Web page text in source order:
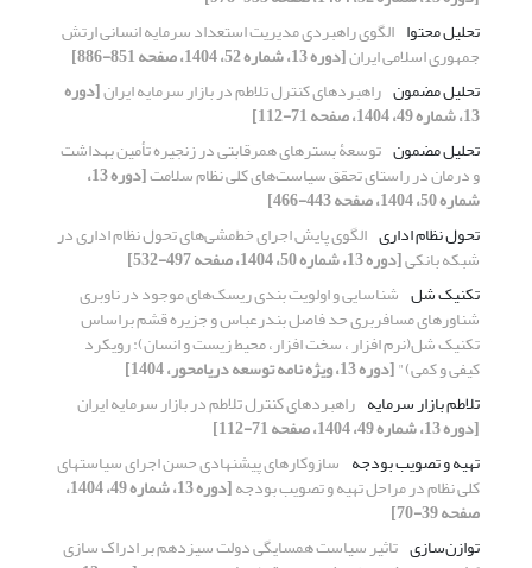
تحلیل محتوا الگوی راهبردی مدیریت استعداد سرمایه انسانی ارتش
جمهوری اسلامی ایران[دوره 13، شماره 52، 1404، صفحه 851-886]
تحلیل مضمون راهبردهای کنترل تلاطم در بازار سرمایه ایران[دوره
13، شماره 49، 1404، صفحه 71-112]
تحلیل مضمون توسعۀ بسترهای همرقابتی در زنجیره تأمین بهداشت
و درمان در راستای تحقق سیاست‌های کلی نظام سلامت [دوره 13،
شماره 50، 1404، صفحه 443-466]
تحول نظام اداری الگوی پایش اجرای خط‌مشی‌های تحول نظام اداری در
شبکه بانکی[دوره 13، شماره 50، 1404، صفحه 497-532]
تکنیک شل شناسایی و اولویت بندی ریسک‌های موجود در ناوبری
شناورهای مسافربری حد فاصل بندرعباس و جزیره قشم براساس
تکنیک شل(نرم افزار ، سخت افزار، محیط زیست و انسان): رویکرد
کیفی و کمی)"[دوره 13، ویژه نامه توسعه دریامحور، 1404]
تلاطم بازار سرمایه راهبردهای کنترل تلاطم در بازار سرمایه ایران
[دوره 13، شماره 49، 1404، صفحه 71-112]
تهیه و تصویب بودجه سازوکارهای پیشنهادی حسن اجرای سیاستهای
کلی نظام در مراحل تهیه و تصویب بودجه [دوره 13، شماره 49، 1404،
صفحه 39-70]
توازن‌سازی تاثیر سیاست همسایگی دولت سیزدهم بر ادراک سازی